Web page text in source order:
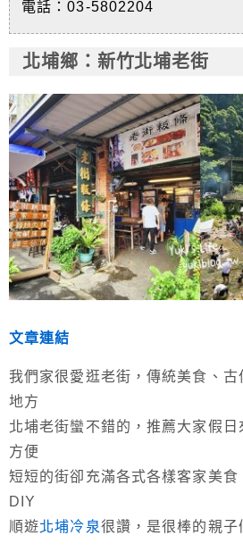
電話：03-5802204
北埔鄉 ：新竹北埔老街
文章連結
我們家很愛逛老街，傳統美食、
地方
北埔老街蠻不錯的，推薦大家假
方便
短短的街卻充滿各式各樣客家美食
DIY
順遊北埔冷泉很讚，是很棒的親子